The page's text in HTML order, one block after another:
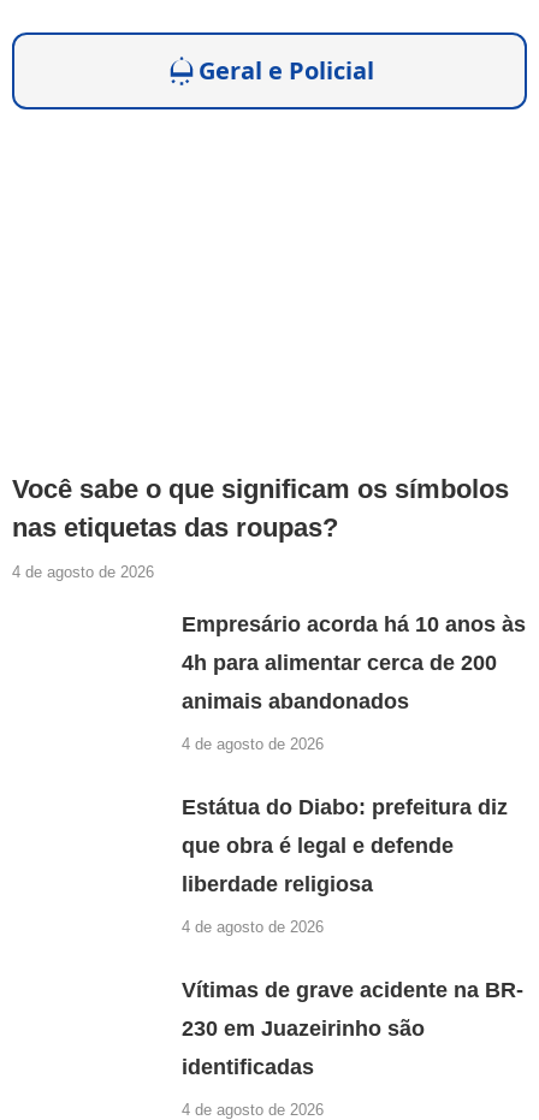
Geral e Policial
Você sabe o que significam os símbolos
nas etiquetas das roupas?
4 de agosto de 2026
Empresário acorda há 10 anos às
4h para alimentar cerca de 200
animais abandonados
4 de agosto de 2026
Estátua do Diabo: prefeitura diz
que obra é legal e defende
liberdade religiosa
4 de agosto de 2026
Vítimas de grave acidente na BR-
230 em Juazeirinho são
identificadas
4 de agosto de 2026